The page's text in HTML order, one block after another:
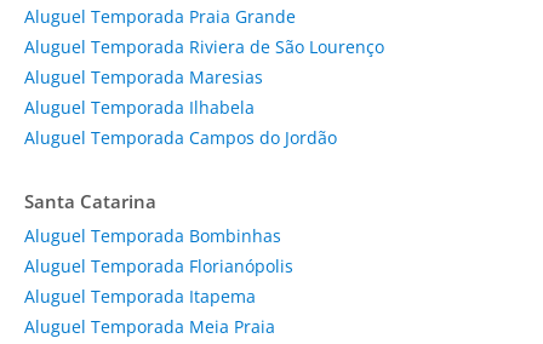
Aluguel Temporada Praia Grande
Aluguel Temporada Riviera de São Lourenço
Aluguel Temporada Maresias
Aluguel Temporada Ilhabela
Aluguel Temporada Campos do Jordão
Santa Catarina
Aluguel Temporada Bombinhas
Aluguel Temporada Florianópolis
Aluguel Temporada Itapema
Aluguel Temporada Meia Praia